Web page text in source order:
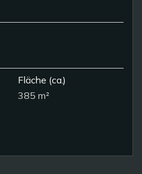
Fläche (ca.)
385 m²